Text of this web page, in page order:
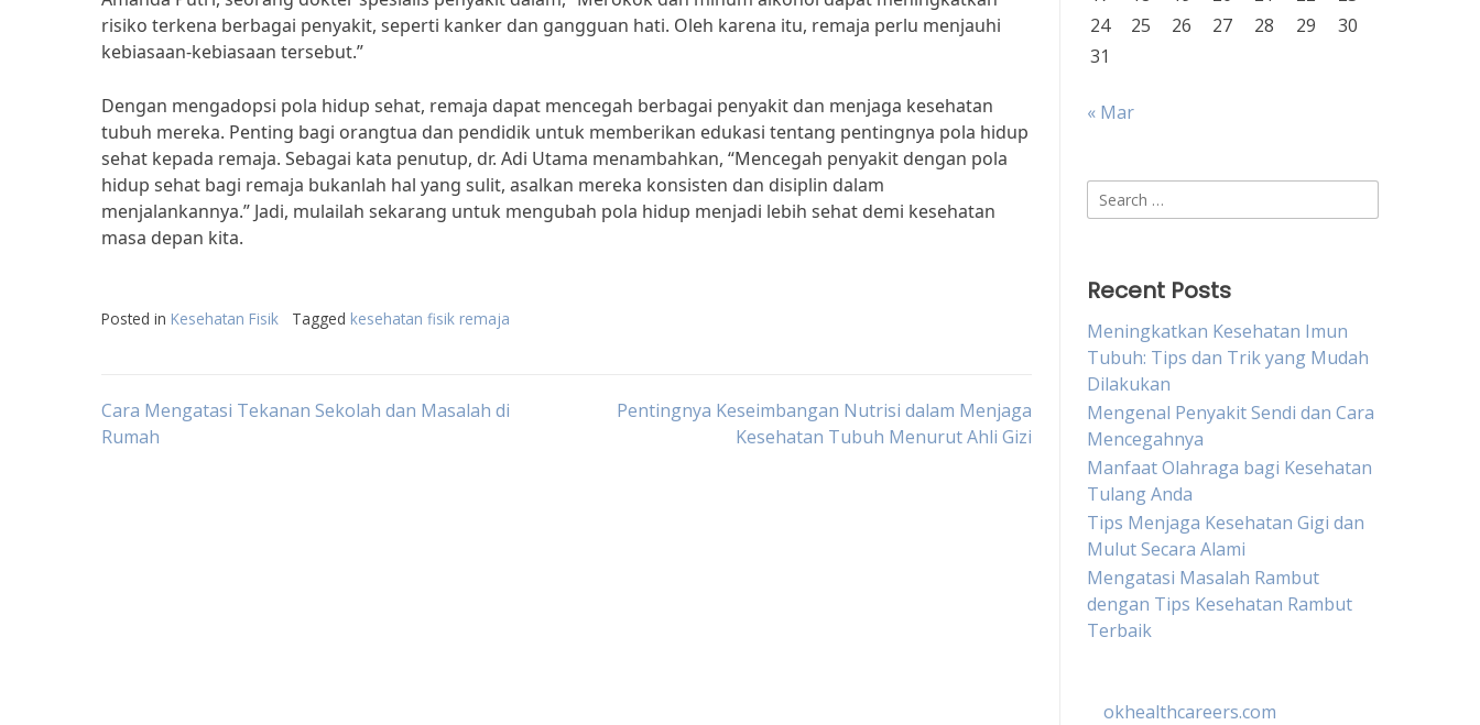
risiko terkena berbagai penyakit, seperti kanker dan gangguan hati. Oleh karena itu, remaja perlu menjauhi
kebiasaan-kebiasaan tersebut.”
Dengan mengadopsi pola hidup sehat, remaja dapat mencegah berbagai penyakit dan menjaga kesehatan
tubuh mereka. Penting bagi orangtua dan pendidik untuk memberikan edukasi tentang pentingnya pola hidup
sehat kepada remaja. Sebagai kata penutup, dr. Adi Utama menambahkan, “Mencegah penyakit dengan pola
hidup sehat bagi remaja bukanlah hal yang sulit, asalkan mereka konsisten dan disiplin dalam
menjalankannya.” Jadi, mulailah sekarang untuk mengubah pola hidup menjadi lebih sehat demi kesehatan
masa depan kita.
Posted in Kesehatan Fisik Tagged kesehatan fisik remaja
Post
Cara Mengatasi Tekanan Sekolah dan Masalah di
Rumah
Pentingnya Keseimbangan Nutrisi dalam Menjaga
Kesehatan Tubuh Menurut Ahli Gizi
24
25 26 27 28 29
30
31
« Mar
Search
for:
Recent Posts
Meningkatkan Kesehatan Imun
Tubuh: Tips dan Trik yang Mudah
Dilakukan
Mengenal Penyakit Sendi dan Cara
Mencegahnya
Manfaat Olahraga bagi Kesehatan
Tulang Anda
Tips Menjaga Kesehatan Gigi dan
Mulut Secara Alami
Mengatasi Masalah Rambut
dengan Tips Kesehatan Rambut
Terbaik
okhealthcareers.com